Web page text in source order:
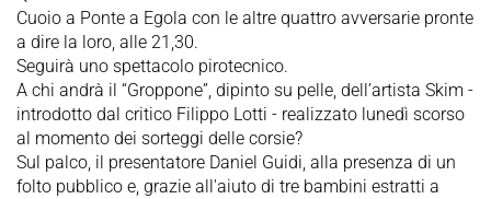
Cuoio a Ponte a Egola con le altre quattro avversarie pronte
a dire la loro, alle 21,30.
Seguirà uno spettacolo pirotecnico.
A chi andrà il “Groppone”, dipinto su pelle, dell’artista Skim -
introdotto dal critico Filippo Lotti - realizzato lunedì scorso
al momento dei sorteggi delle corsie?
Sul palco, il presentatore Daniel Guidi, alla presenza di un
folto pubblico e, grazie all'aiuto di tre bambini estratti a